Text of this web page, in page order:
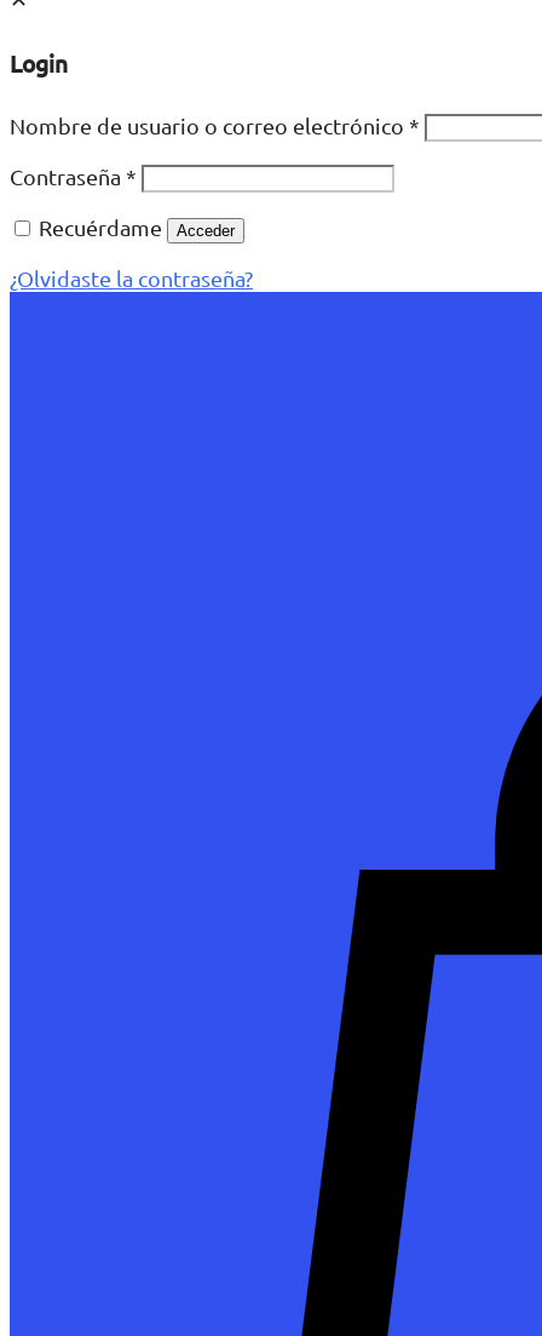
Login
Nombre de usuario o correo electrónico *
Contraseña *
Recuérdame
Acceder
¿Olvidaste la contraseña?